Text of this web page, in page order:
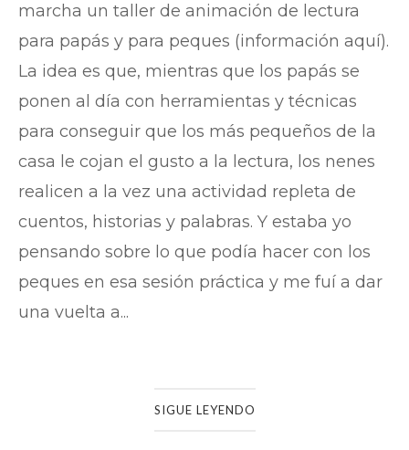
marcha un taller de animación de lectura
para papás y para peques (información aquí).
La idea es que, mientras que los papás se
ponen al día con herramientas y técnicas
para conseguir que los más pequeños de la
casa le cojan el gusto a la lectura, los nenes
realicen a la vez una actividad repleta de
cuentos, historias y palabras. Y estaba yo
pensando sobre lo que podía hacer con los
peques en esa sesión práctica y me fuí a dar
una vuelta a...
SIGUE LEYENDO